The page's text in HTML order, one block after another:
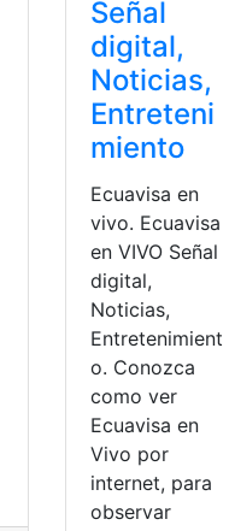
Señal
digital,
Noticias,
Entreteni
miento
Ecuavisa en
vivo. Ecuavisa
en VIVO Señal
digital,
Noticias,
Entretenimient
o. Conozca
como ver
Ecuavisa en
Vivo por
internet, para
observar